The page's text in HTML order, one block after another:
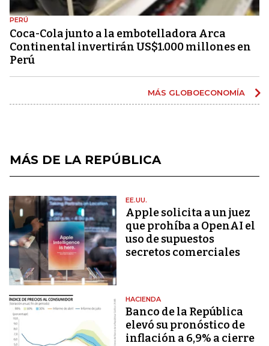
PERÚ
Coca-Cola junto a la embotelladora Arca
Continental invertirán US$1.000 millones en
Perú
MÁS GLOBOECONOMÍA
MÁS DE LA REPÚBLICA
EE.UU.
Apple solicita a un juez
que prohíba a OpenAI el
uso de supuestos
secretos comerciales
HACIENDA
Banco de la República
elevó su pronóstico de
inflación a 6,9% a cierre